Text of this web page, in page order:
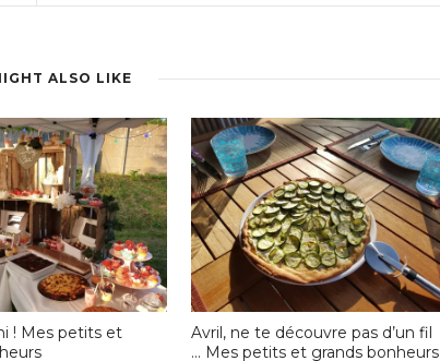
ALSO LIKE
! Mes petits et
Avril, ne te découvre pas d’un fil
… Mes petits et grands bonheurs